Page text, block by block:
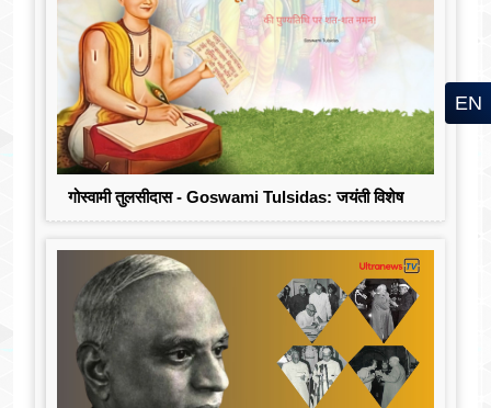
गोस्वामी तुलसीदास - Goswami Tulsidas: जयंती विशेष
EN